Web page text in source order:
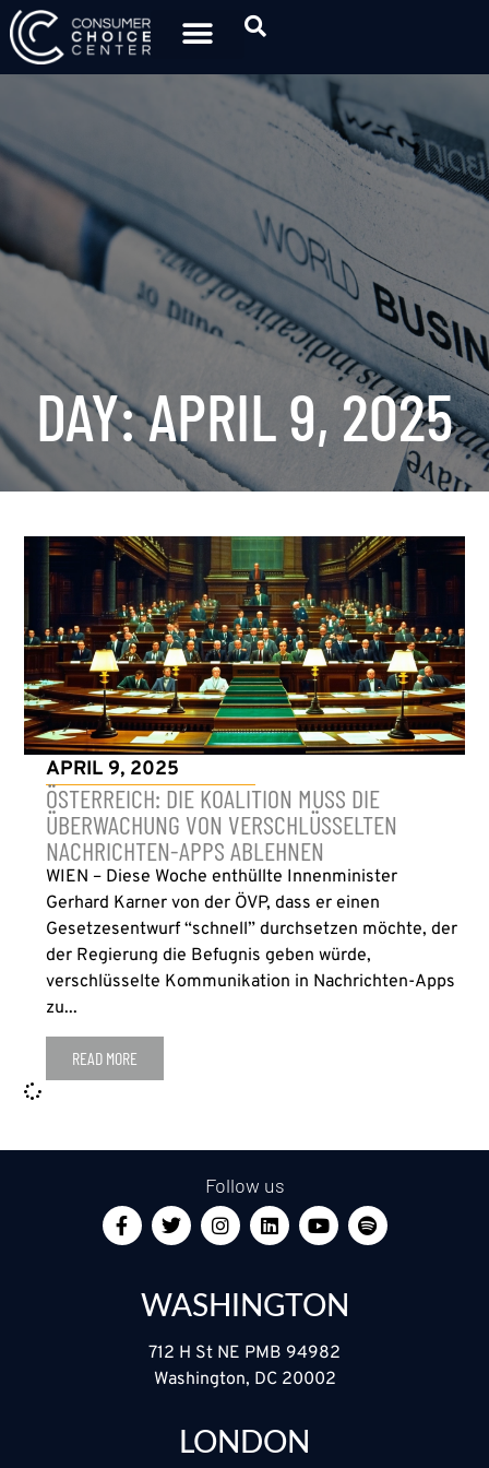
DAY: APRIL 9, 2025
APRIL 9, 2025
ÖSTERREICH: DIE KOALITION MUSS DIE
ÜBERWACHUNG VON VERSCHLÜSSELTEN
NACHRICHTEN-APPS ABLEHNEN
WIEN – Diese Woche enthüllte Innenminister
Gerhard Karner von der ÖVP, dass er einen
Gesetzesentwurf “schnell” durchsetzen möchte, der
der Regierung die Befugnis geben würde,
verschlüsselte Kommunikation in Nachrichten-Apps
zu...
READ MORE
Follow us
WASHINGTON
712 H St NE PMB 94982
Washington, DC 20002
LONDON